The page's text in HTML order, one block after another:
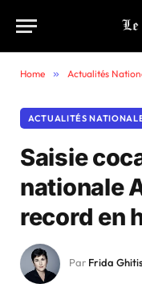
Home » Actualités
ACTUALITÉS
Saisie
nationale
record en
Par Frida